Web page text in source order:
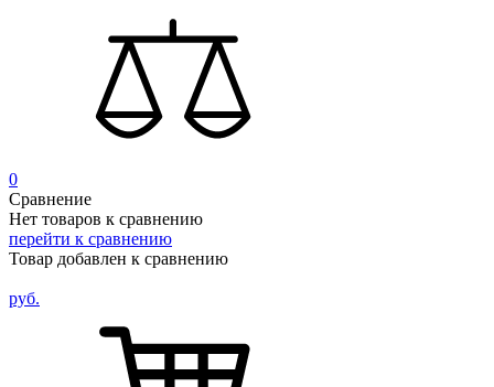
0
Сравнение
Нет товаров к сравнению
перейти к сравнению
Товар добавлен к сравнению
руб.